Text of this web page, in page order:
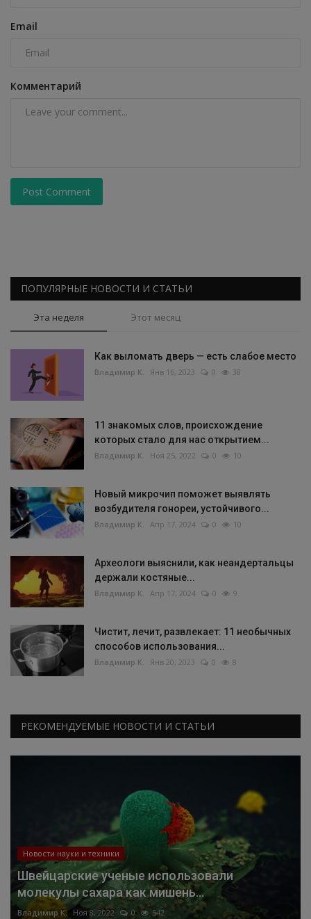
Email
Комментарий
Post Comment
ПОПУЛЯРНЫЕ НОВОСТИ И СТАТЬИ
Эта неделя Этот месяц
Как выломать дверь — есть слабое место
Владимир К. Янв 16, 2023 0 38
11 знакомых слов, происхождение
которых стало для нас открытием...
Владимир К. Ноя 25, 2022 0 10
Новый микрочип поможет выявлять
возбудителя гонореи, устойчивого...
Владимир К. Апр 17, 2024 0 10
Археологи выяснили, как неандертальцы
держали костяные...
Владимир К. Апр 17, 2024 0 9
Чистит, лечит, развлекает: 11 необычных
способов использования...
Владимир К. Янв 20, 2023 0 8
РЕКОМЕНДУЕМЫЕ НОВОСТИ И СТАТЬИ
Новости науки и техники
Швейцарские ученые использовали
молекулы сахара как мишень...
Владимир К. Ноя 8, 2022 0 542